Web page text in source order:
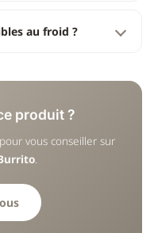
au froid ?
produit ?
vous conseiller sur
.